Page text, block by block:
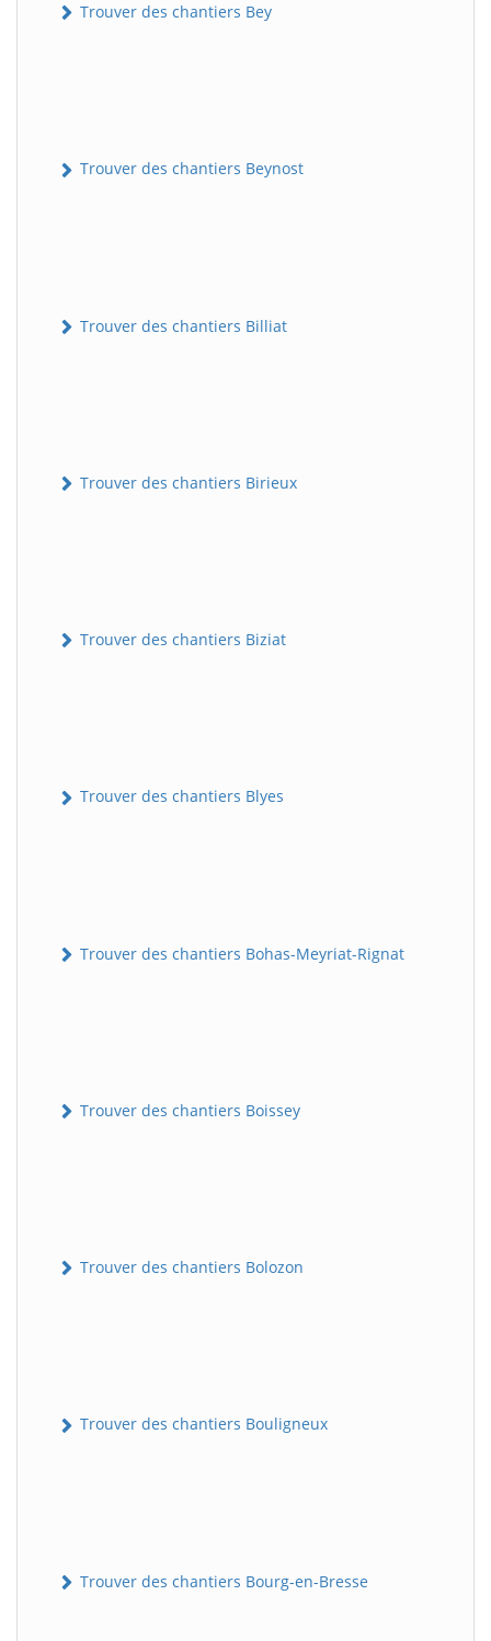
Trouver des chantiers Bey
Trouver des chantiers Beynost
Trouver des chantiers Billiat
Trouver des chantiers Birieux
Trouver des chantiers Biziat
Trouver des chantiers Blyes
Trouver des chantiers Bohas-Meyriat-Rignat
Trouver des chantiers Boissey
Trouver des chantiers Bolozon
Trouver des chantiers Bouligneux
Trouver des chantiers Bourg-en-Bresse